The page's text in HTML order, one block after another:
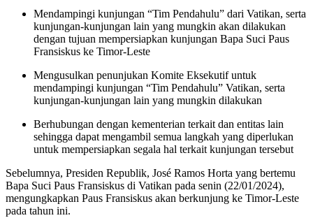
Mendampingi kunjungan “Tim Pendahulu” dari Vatikan, serta
kunjungan-kunjungan lain yang mungkin akan dilakukan
dengan tujuan mempersiapkan kunjungan Bapa Suci Paus
Fransiskus ke Timor-Leste
Mengusulkan penunjukan Komite Eksekutif untuk
mendampingi kunjungan “Tim Pendahulu” Vatikan, serta
kunjungan-kunjungan lain yang mungkin dilakukan
Berhubungan dengan kementerian terkait dan entitas lain
sehingga dapat mengambil semua langkah yang diperlukan
untuk mempersiapkan segala hal terkait kunjungan tersebut
Sebelumnya, Presiden Republik, José Ramos Horta yang bertemu
Bapa Suci Paus Fransiskus di Vatikan pada senin (22/01/2024),
mengungkapkan Paus Fransiskus akan berkunjung ke Timor-Leste
pada tahun ini.